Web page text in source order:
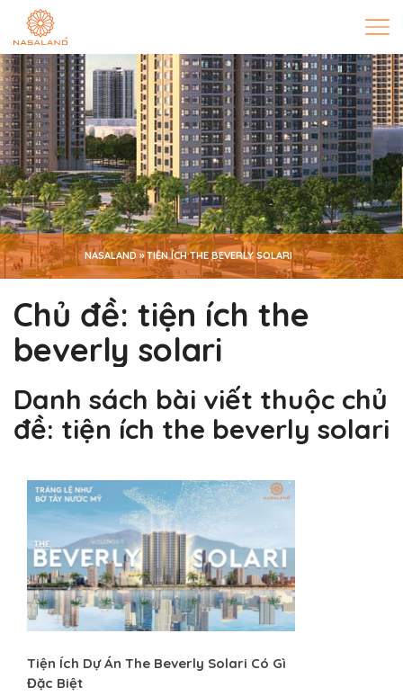
NASALAND»TIỆN ÍCH THE BEVERLY SOLARI
Chủ đề: tiện ích the
beverly solari
Danh sách bài viết thuộc chủ
đề: tiện ích the beverly solari
Tiện Ích Dự Án The Beverly Solari Có Gì
Đặc Biệt